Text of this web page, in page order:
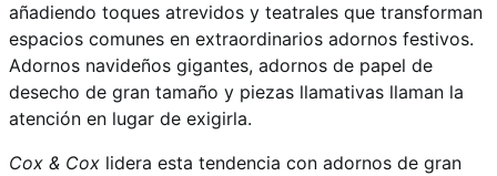
añadiendo toques atrevidos y teatrales que transforman
espacios comunes en extraordinarios adornos festivos.
Adornos navideños gigantes, adornos de papel de
desecho de gran tamaño y piezas llamativas llaman la
atención en lugar de exigirla.
Cox & Cox lidera esta tendencia con adornos de gran